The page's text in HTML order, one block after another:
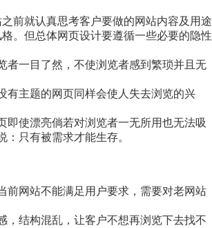
前就认真思考客户要做的网站内容及用途
。但总体网页设计要遵循一些必要的隐性
者一目了然，不使浏览者感到繁琐并且无
有主题的网页同样会使人失去浏览的兴
即使漂亮倘若对浏览者一无所用也无法吸
：只有被需求才能生存。
前网站不能满足用户要求，需要对老网站
，结构混乱，让客户不想再浏览下去找不